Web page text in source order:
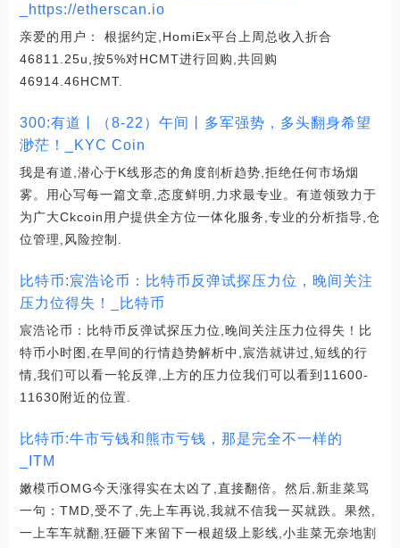
_https://etherscan.io
亲爱的用户： 根据约定,HomiEx平台上周总收入折合
46811.25u,按5%对HCMT进行回购,共回购
46914.46HCMT.
300:有道丨（8-22）午间丨多军强势，多头翻身希望
渺茫！_KYC Coin
我是有道,潜心于K线形态的角度剖析趋势,拒绝任何市场烟
雾。用心写每一篇文章,态度鲜明,力求最专业。有道领致力于
为广大Ckcoin用户提供全方位一体化服务,专业的分析指导,仓
位管理,风险控制.
比特币:宸浩论币：比特币反弹试探压力位，晚间关注
压力位得失！_比特币
宸浩论币：比特币反弹试探压力位,晚间关注压力位得失！比
特币小时图,在早间的行情趋势解析中,宸浩就讲过,短线的行
情,我们可以看一轮反弹,上方的压力位我们可以看到11600-
11630附近的位置.
比特币:牛市亏钱和熊市亏钱，那是完全不一样的
_ITM
嫩模币OMG今天涨得实在太凶了,直接翻倍。然后,新韭菜骂
一句：TMD,受不了,先上车再说,我就不信我一买就跌。果然,
一上车车就翻,狂砸下来留下一根超级上影线,小韭菜无奈地割